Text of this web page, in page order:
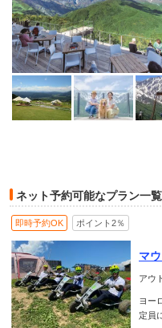
ネット予約可能なプラン一覧
即時予約OK ポイント2％
マ
アウ
ヨー
定員